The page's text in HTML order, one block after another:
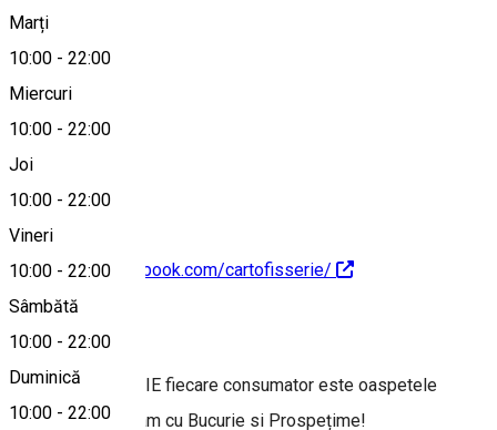
Marți
10:00 - 22:00
Miercuri
10:00 - 22:00
Joi
10:00 - 22:00
Vineri
10:00 - 22:00
Sâmbătă
10:00 - 22:00
Duminică
10:00 - 22:00
Hartă
https://www.facebook.com/cartofisserie/
Despre
La CARTOFISSERIE fiecare consumator este oaspetele
nostru. Te așteptam cu Bucurie si Prospețime!